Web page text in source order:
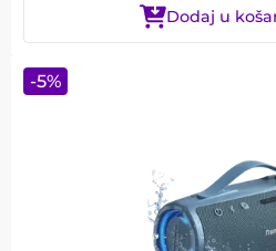
Dodaj u
-5%